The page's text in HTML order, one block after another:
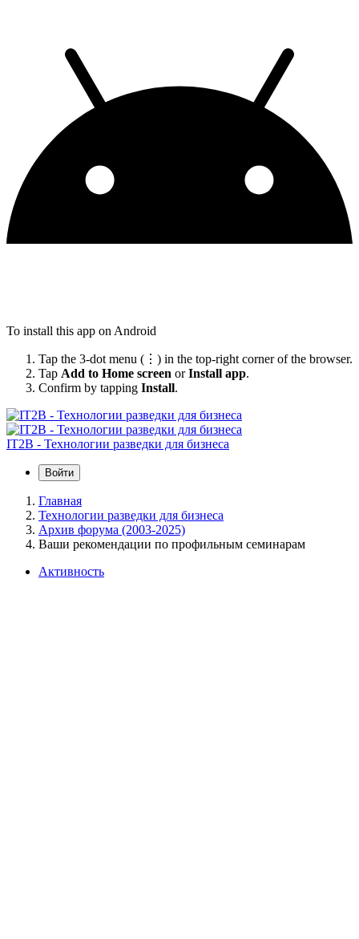
To install this app on Android
Tap the 3-dot menu (⋮) in the top-right corner of the browser.
Tap Add to Home screen orInstall app.
Confirm by tapping Install.
IT2B - Технологии разведки для бизнеса
Войти
Главная
Технологии разведки для бизнеса
Архив форума (2003-2025)
Ваши рекомендации по профильным семинарам
Активность